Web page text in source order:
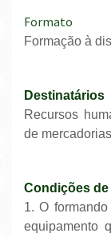
Formato
Formação à
Destinatários
Recursos
de
Condições
1. O
equipamento